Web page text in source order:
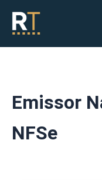
conteúdo
Emissor
NFSe